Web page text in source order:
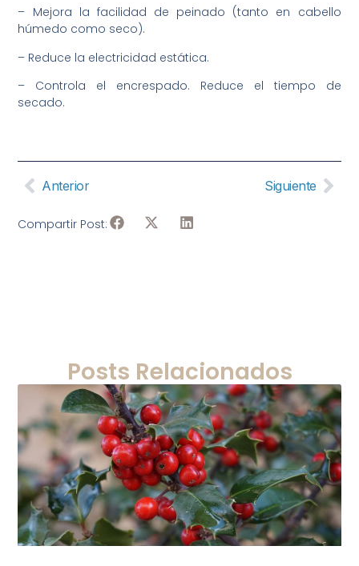
– Mejora la facilidad de peinado (tanto en cabello
húmedo como seco).
– Reduce la electricidad estática.
– Controla el encrespado. Reduce el tiempo de
secado.
Anterior Siguiente
Compartir Post:
Posts Relacionados